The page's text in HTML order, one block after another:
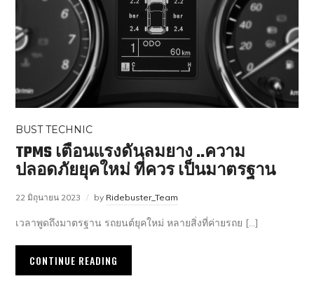
BUST TECHNIC
TPMS เตือนแรงดันลมยาง ..​ความ
ปลอดภัยยุคใหม่ ที่ควร เป็นมาตรฐาน
22 มิถุนายน 2023 by Ridebuster_Team
เวลาพูดถึงมาตรฐาน รถยนต์ยุคใหม่ หลายสิ่งที่ค่ายรถย […]
CONTINUE READING